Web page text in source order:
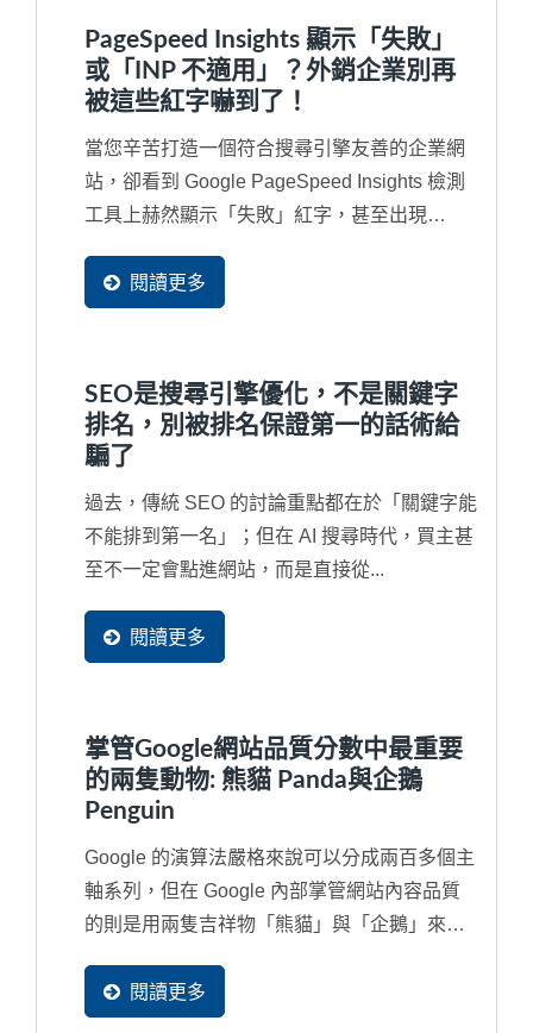
PageSpeed Insights 顯示「失敗」
或「INP 不適用」？外銷企業別再
被這些紅字嚇到了！
當您辛苦打造一個符合搜尋引擎友善的企業網
站，卻看到 Google PageSpeed Insights 檢測
工具上赫然顯示「失敗」紅字，甚至出現
閱讀更多
SEO是搜尋引擎優化，不是關鍵字
排名，別被排名保證第一的話術給
騙了
過去，傳統 SEO 的討論重點都在於「關鍵字能
不能排到第一名」；但在 AI 搜尋時代，買主甚
至不一定會點進網站，而是直接從...
閱讀更多
掌管Google網站品質分數中最重要
的兩隻動物: 熊貓 Panda與企鵝
Penguin
Google 的演算法嚴格來說可以分成兩百多個主
軸系列，但在 Google 內部掌管網站內容品質
的則是用兩隻吉祥物「熊貓」與「企鵝」來代
閱讀更多